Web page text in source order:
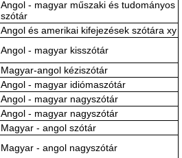
Angol - magyar műszaki és tudományos
szótár
Angol és amerikai kifejezések szótára xy
Angol - magyar kisszótár
Magyar-angol kéziszótár
Angol - magyar idiómaszótár
Angol - magyar nagyszótár
Angol - magyar nagyszótár
Magyar - angol szótár
Magyar - angol nagyszótár